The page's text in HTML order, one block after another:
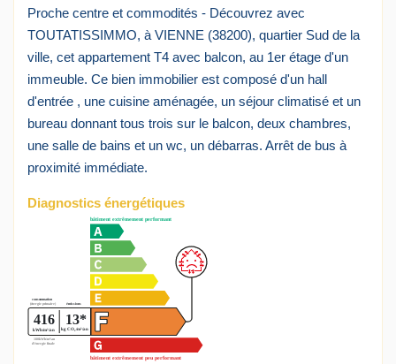
Proche centre et commodités - Découvrez avec
TOUTATISSIMMO, à VIENNE (38200), quartier Sud de la
ville, cet appartement T4 avec balcon, au 1er étage d'un
immeuble. Ce bien immobilier est composé d'un hall
d'entrée , une cuisine aménagée, un séjour climatisé et un
bureau donnant tous trois sur le balcon, deux chambres,
une salle de bains et un wc, un débarras. Arrêt de bus à
proximité immédiate.
Diagnostics énergétiques